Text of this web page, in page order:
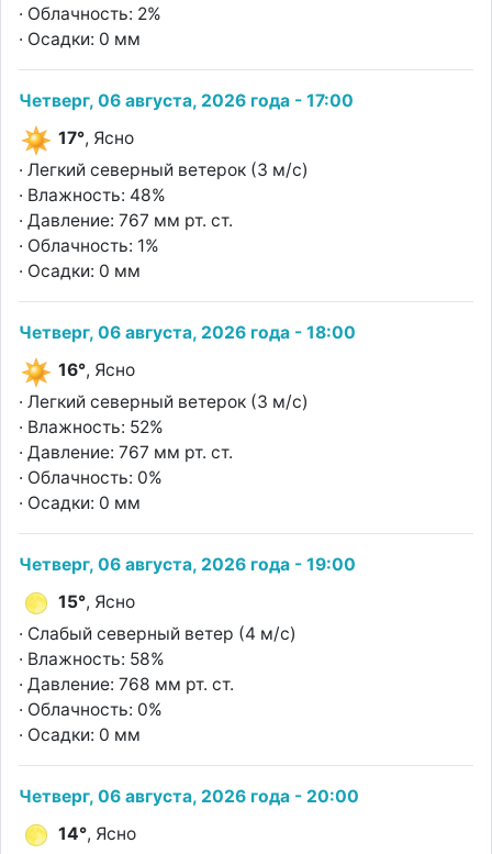
· Облачность: 2%
· Осадки: 0 мм
Четверг, 06 августа, 2026 года - 17:00
17°, Ясно
· Легкий северный ветерок (3 м/с)
· Влажность: 48%
· Давление: 767 мм рт. ст.
· Облачность: 1%
· Осадки: 0 мм
Четверг, 06 августа, 2026 года - 18:00
16°, Ясно
· Легкий северный ветерок (3 м/с)
· Влажность: 52%
· Давление: 767 мм рт. ст.
· Облачность: 0%
· Осадки: 0 мм
Четверг, 06 августа, 2026 года - 19:00
15°, Ясно
· Слабый северный ветер (4 м/с)
· Влажность: 58%
· Давление: 768 мм рт. ст.
· Облачность: 0%
· Осадки: 0 мм
Четверг, 06 августа, 2026 года - 20:00
14°, Ясно